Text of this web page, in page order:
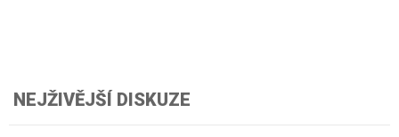
NEJŽIVĚJŠÍ DISKUZE